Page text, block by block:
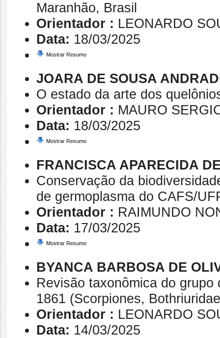
Maranhão, Brasil
Orientador : LEONARDO
Data: 18/03/2025
Mostrar Resumo
JOARA DE SOUSA
O estado da arte dos
Orientador : MAURO
Data: 18/03/2025
Mostrar Resumo
FRANCISCA APARECIDA
Conservação da
de germoplasma do CAFS/
Orientador : RAIMUNDO
Data: 17/03/2025
Mostrar Resumo
BYANCA BARBOSA DE
Revisão taxonômica do
1861 (Scorpiones,
Orientador : LEONARDO
Data: 14/03/2025